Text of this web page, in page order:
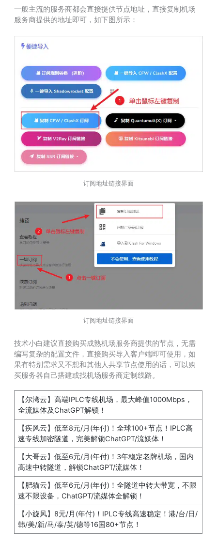
一般主流的服务商都会直接提供节点地址，直接复制机场
服务商提供的地址即可，如下图所示：
订阅地址链接界面
订阅地址链接界面
技术小白建议直接购买成熟机场服务商提供的节点，无需
编写复杂的配置文件，直接购买导入客户端即可使用，如
果有特别需求又不想和其他人共享节点使用的话，可以购
买服务器自己搭建或找机场服务商定制线路。
【尔湾云】高端IPLC专线机场，最大峰值1000Mbps，
全流媒体及ChatGPT解锁！
【疾风云】低至8元/月(年付)！全球100+节点！IPLC高
速专线加密隧道，完美解锁ChatGPT/流媒体！
【大哥云】低至6元/月(年付)！3年稳定老牌机场，国内
高速中转隧道，解锁ChatGPT/流媒体！
【肥猫云】低至6元/月(年付)！全隧道中转大带宽，不限
速不限设备，ChatGPT/流媒体全解锁！
【小旋风】8元/月(年付)！IPLC专线高速稳定！港/台/日/
韩/美/新/马/泰/英/德等16国80+节点！